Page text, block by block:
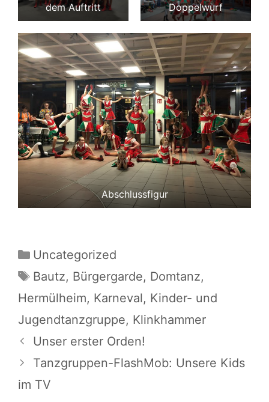
dem Auftritt
Doppelwurf
Abschlussfigur
Kategorien
Uncategorized
Schlagwörter
Bautz, Bürgergarde, Domtanz,
Hermülheim, Karneval, Kinder- und
Jugendtanzgruppe, Klinkhammer
Unser erster Orden!
Tanzgruppen-FlashMob: Unsere Kids
im TV